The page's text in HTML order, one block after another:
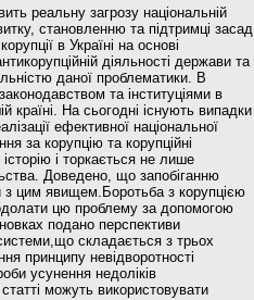
реальну загрозу національній
становленню та підтримці засад
в Україні на основі
діяльності держави та
даної проблематики. В
та інституціями в
країні. На сьогодні існують випадки
ефективної національної
за корупцію та корупційні
і торкається не лише
Доведено, що запобіганню
з цим явищем.Боротьба з корупцією
цю проблему за допомогою
подано перспективи
складається з трьох
принципу невідворотності
усунення недоліків
можуть використовувати